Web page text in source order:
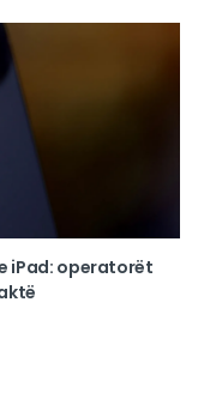
iPad: operatorët